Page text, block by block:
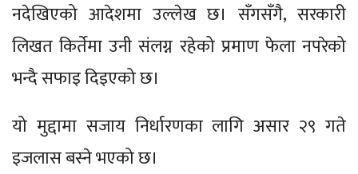
नदेखिएको आदेशमा उल्लेख छ। सँगसँगै, सरकारी
लिखत किर्तेमा उनी संलग्न रहेको प्रमाण फेला नपरेको
भन्दै सफाइ दिइएको छ।
यो मुद्दामा सजाय निर्धारणका लागि असार २९ गते
इजलास बस्ने भएको छ।